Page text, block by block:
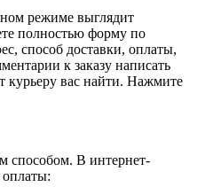
режиме выглядит
полностью форму по
способ доставки, оплаты,
к заказу написать
вас найти. Нажмите
способом. В интернет-
оплаты: